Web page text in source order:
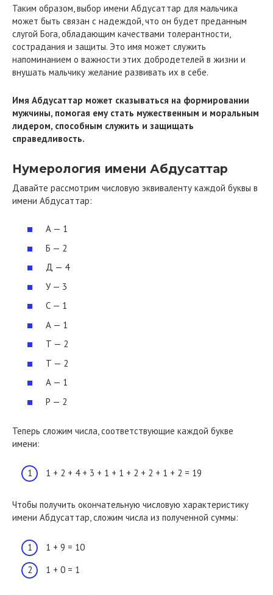
Таким образом, выбор имени Абдусаттар для мальчика
может быть связан с надеждой, что он будет преданным
слугой Бога, обладающим качествами толерантности,
сострадания и защиты. Это имя может служить
напоминанием о важности этих добродетелей в жизни и
внушать мальчику желание развивать их в себе.
Имя Абдусаттар может сказываться на формировании
мужчины, помогая ему стать мужественным и моральным
лидером, способным служить и защищать
справедливость.
Нумерология имени Абдусаттар
Давайте рассмотрим числовую эквиваленту каждой буквы в
имени Абдусаттар:
А — 1
Б — 2
Д — 4
У — 3
С — 1
А — 1
Т — 2
Т — 2
А — 1
Р — 2
Теперь сложим числа, соответствующие каждой букве
имени:
1 + 2 + 4 + 3 + 1 + 1 + 2 + 2 + 1 + 2 = 19
Чтобы получить окончательную числовую характеристику
имени Абдусаттар, сложим числа из полученной суммы:
1 + 9 = 10
1 + 0 = 1